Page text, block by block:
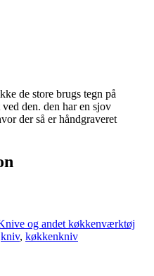
de store brugs tegn på
den. den har en sjov
der så er håndgraveret
og andet køkkenværktøj
kniv, køkkenkniv